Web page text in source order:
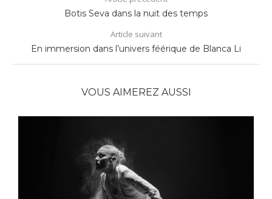
Botis Seva dans la nuit des temps
Article suivant
En immersion dans l’univers féérique de Blanca Li
VOUS AIMEREZ AUSSI